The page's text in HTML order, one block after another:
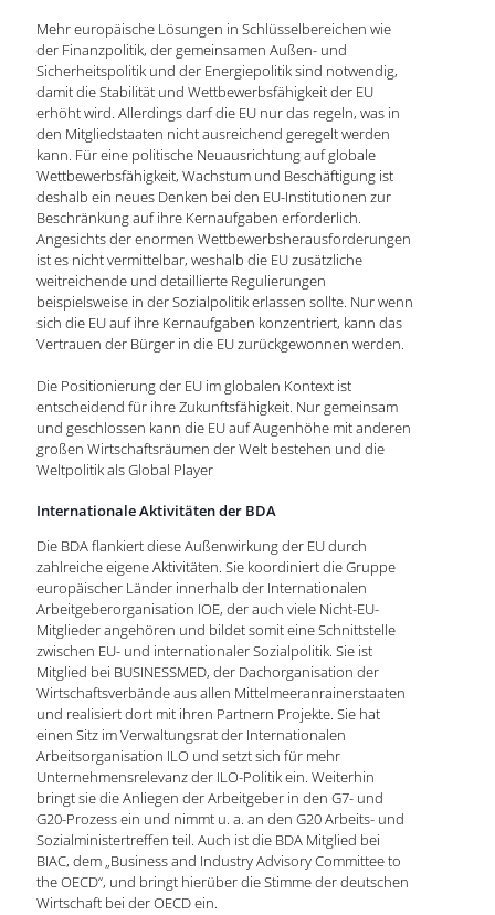
Mehr europäische Lösungen in Schlüsselbereichen wie
der Finanzpolitik, der gemeinsamen Außen- und
Sicherheitspolitik und der Energiepolitik sind notwendig,
damit die Stabilität und Wettbewerbsfähigkeit der EU
erhöht wird. Allerdings darf die EU nur das regeln, was in
den Mitgliedstaaten nicht ausreichend geregelt werden
kann. Für eine politische Neuausrichtung auf globale
Wettbewerbsfähigkeit, Wachstum und Beschäftigung ist
deshalb ein neues Denken bei den EU-Institutionen zur
Beschränkung auf ihre Kernaufgaben erforderlich.
Angesichts der enormen Wettbewerbsherausforderungen
ist es nicht vermittelbar, weshalb die EU zusätzliche
weitreichende und detaillierte Regulierungen
beispielsweise in der Sozialpolitik erlassen sollte. Nur wenn
sich die EU auf ihre Kernaufgaben konzentriert, kann das
Vertrauen der Bürger in die EU zurückgewonnen werden.
Die Positionierung der EU im globalen Kontext ist
entscheidend für ihre Zukunftsfähigkeit. Nur gemeinsam
und geschlossen kann die EU auf Augenhöhe mit anderen
großen Wirtschaftsräumen der Welt bestehen und die
Weltpolitik als Global Player
Internationale Aktivitäten der BDA
Die BDA flankiert diese Außenwirkung der EU durch
zahlreiche eigene Aktivitäten. Sie koordiniert die Gruppe
europäischer Länder innerhalb der Internationalen
Arbeitgeberorganisation IOE, der auch viele Nicht-EU-
Mitglieder angehören und bildet somit eine Schnittstelle
zwischen EU- und internationaler Sozialpolitik. Sie ist
Mitglied bei BUSINESSMED, der Dachorganisation der
Wirtschaftsverbände aus allen Mittelmeeranrainerstaaten
und realisiert dort mit ihren Partnern Projekte. Sie hat
einen Sitz im Verwaltungsrat der Internationalen
Arbeitsorganisation ILO und setzt sich für mehr
Unternehmensrelevanz der ILO-Politik ein. Weiterhin
bringt sie die Anliegen der Arbeitgeber in den G7- und
G20-Prozess ein und nimmt u. a. an den G20 Arbeits- und
Sozialministertreffen teil. Auch ist die BDA Mitglied bei
BIAC, dem „Business and Industry Advisory Committee to
the OECD“, und bringt hierüber die Stimme der deutschen
Wirtschaft bei der OECD ein.